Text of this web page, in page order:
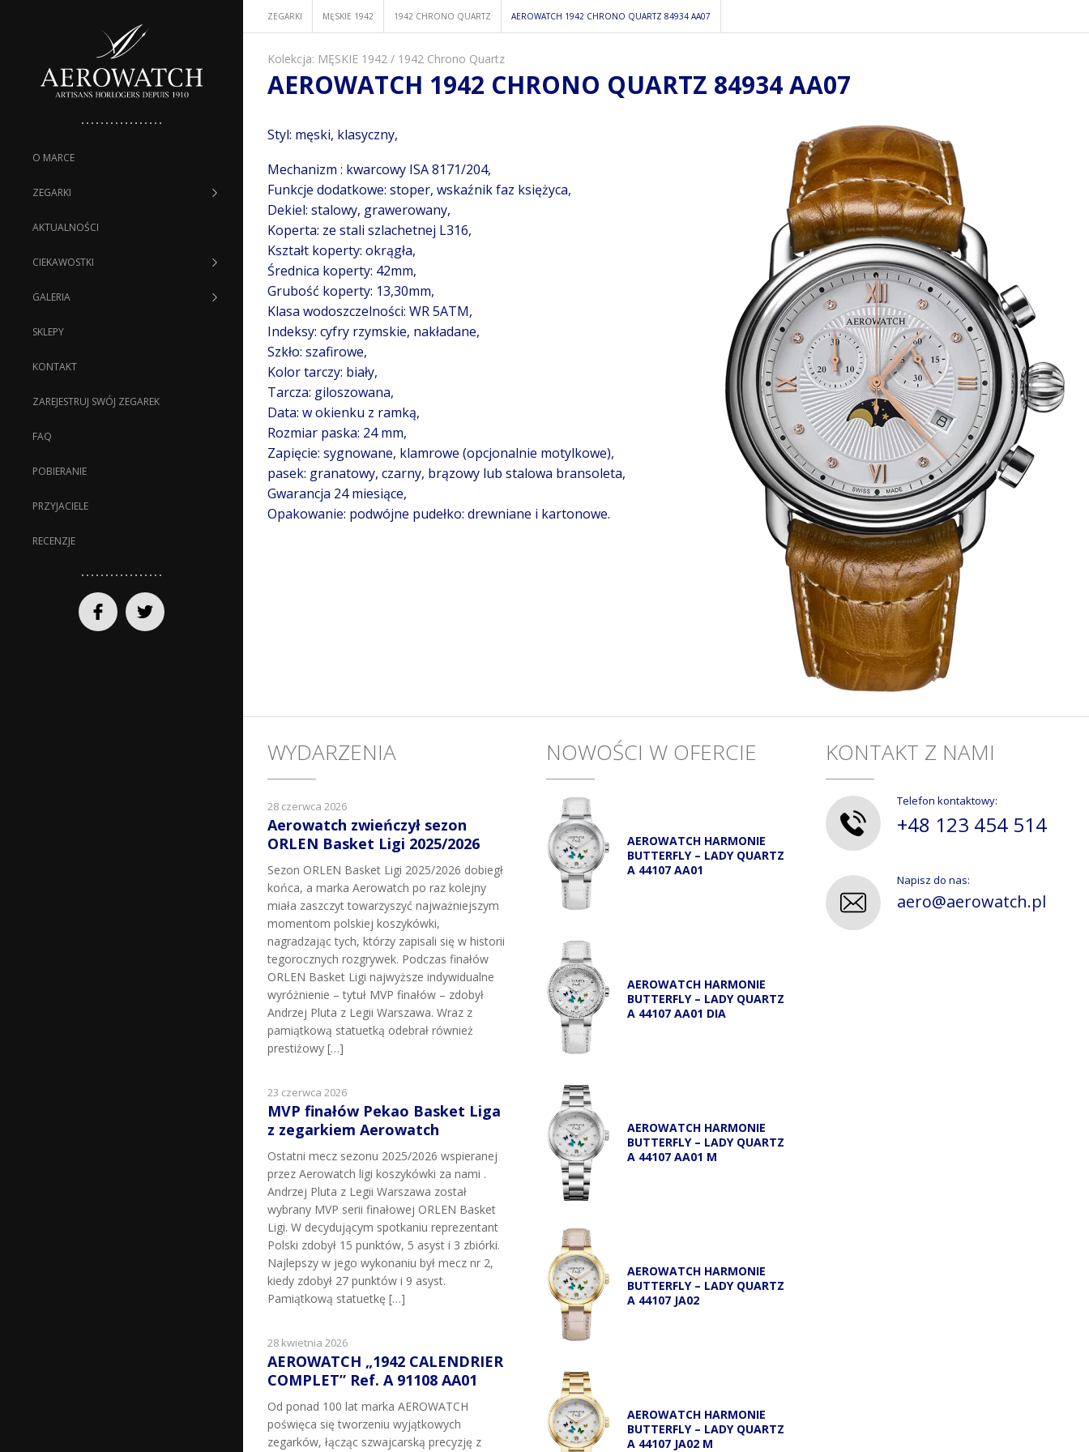
O MARCE
ZEGARKI
AKTUALNOŚCI
CIEKAWOSTKI
GALERIA
SKLEPY
KONTAKT
ZAREJESTRUJ SWÓJ ZEGAREK
FAQ
POBIERANIE
PRZYJACIELE
RECENZJE
ZEGARKI MĘSKIE 1942 1942 CHRONO QUARTZ AEROWATCH 1942 CHRONO QUARTZ 84934 AA07
Kolekcja: MĘSKIE 1942 / 1942 Chrono Quartz
AEROWATCH 1942 CHRONO QUARTZ 84934 AA07
Styl: męski, klasyczny,
Mechanizm : kwarcowy ISA 8171/204,
Funkcje dodatkowe: stoper, wskaźnik faz księżyca,
Dekiel: stalowy, grawerowany,
Koperta: ze stali szlachetnej L316,
Kształt koperty: okrągła,
Średnica koperty: 42mm,
Grubość koperty: 13,30mm,
Klasa wodoszczelności: WR 5ATM,
Indeksy: cyfry rzymskie, nakładane,
Szkło: szafirowe,
Kolor tarczy: biały,
Tarcza: giloszowana,
Data: w okienku z ramką,
Rozmiar paska: 24 mm,
Zapięcie: sygnowane, klamrowe (opcjonalnie motylkowe),
pasek: granatowy, czarny, brązowy lub stalowa bransoleta,
Gwarancja 24 miesiące,
Opakowanie: podwójne pudełko: drewniane i kartonowe.
WYDARZENIA
28 czerwca 2026
Aerowatch zwieńczył sezon
ORLEN Basket Ligi 2025/2026
Sezon ORLEN Basket Ligi 2025/2026 dobiegł
końca, a marka Aerowatch po raz kolejny
miała zaszczyt towarzyszyć najważniejszym
momentom polskiej koszykówki,
nagradzając tych, którzy zapisali się w historii
tegorocznych rozgrywek. Podczas finałów
ORLEN Basket Ligi najwyższe indywidualne
wyróżnienie – tytuł MVP finałów – zdobył
Andrzej Pluta z Legii Warszawa. Wraz z
pamiątkową statuetką odebrał również
prestiżowy […]
23 czerwca 2026
MVP finałów Pekao Basket Liga
z zegarkiem Aerowatch
Ostatni mecz sezonu 2025/2026 wspieranej
przez Aerowatch ligi koszykówki za nami .
Andrzej Pluta z Legii Warszawa został
wybrany MVP serii finałowej ORLEN Basket
Ligi. W decydującym spotkaniu reprezentant
Polski zdobył 15 punktów, 5 asyst i 3 zbiórki.
Najlepszy w jego wykonaniu był mecz nr 2,
kiedy zdobył 27 punktów i 9 asyst.
Pamiątkową statuetkę […]
28 kwietnia 2026
AEROWATCH „1942 CALENDRIER
COMPLET” Ref. A 91108 AA01
Od ponad 100 lat marka AEROWATCH
poświęca się tworzeniu wyjątkowych
zegarków, łącząc szwajcarską precyzję z
NOWOŚCI W OFERCIE
AEROWATCH HARMONIE
BUTTERFLY – LADY QUARTZ
A 44107 AA01
AEROWATCH HARMONIE
BUTTERFLY – LADY QUARTZ
A 44107 AA01 DIA
AEROWATCH HARMONIE
BUTTERFLY – LADY QUARTZ
A 44107 AA01 M
AEROWATCH HARMONIE
BUTTERFLY – LADY QUARTZ
A 44107 JA02
AEROWATCH HARMONIE
BUTTERFLY – LADY QUARTZ
A 44107 JA02 M
KONTAKT Z NAMI
Telefon kontaktowy:
+48 123 454 514
Napisz do nas:
aero@aerowatch.pl